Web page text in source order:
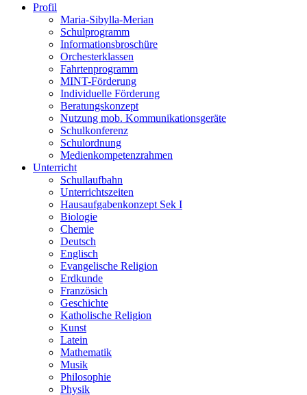
Profil
Maria-Sibylla-Merian
Schulprogramm
Informationsbroschüre
Orchesterklassen
Fahrtenprogramm
MINT-Förderung
Individuelle Förderung
Beratungskonzept
Nutzung mob. Kommunikationsgeräte
Schulkonferenz
Schulordnung
Medienkompetenzrahmen
Unterricht
Schullaufbahn
Unterrichtszeiten
Hausaufgabenkonzept Sek I
Biologie
Chemie
Deutsch
Englisch
Evangelische Religion
Erdkunde
Französich
Geschichte
Katholische Religion
Kunst
Latein
Mathematik
Musik
Philosophie
Physik